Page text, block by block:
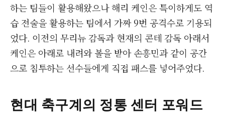
하는 팀들이 활용해왔으나 해리 케인은 특이하게도 역
습 전술을 활용하는 팀에서 가짜 9번 공격수로 기용되
었다. 이전의 무리뉴 감독과 현재의 콘테 감독 아래서
케인은 아래로 내려와 볼을 받아 손흥민과 같이 공간
으로 침투하는 선수들에게 직접 패스를 넣어주었다.
현대 축구계의 정통 센터 포워드